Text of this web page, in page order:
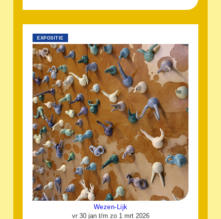
EXPOSITIE
Wezen-Lijk
vr 30 jan t/m zo 1 mrt 2026